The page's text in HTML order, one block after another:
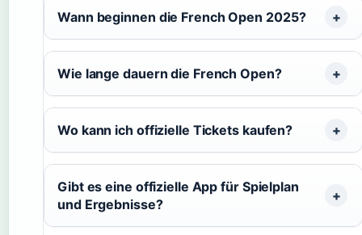
Wann beginnen die French Open 2025?
Wie lange dauern die French Open?
Wo kann ich offizielle Tickets kaufen?
Gibt es eine offizielle App für Spielplan
und Ergebnisse?